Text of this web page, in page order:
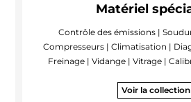
Matériel
Contrôle des émissions |
Compresseurs | Climatisation |
Freinage | Vidange | Vitrage |
Voir la collection